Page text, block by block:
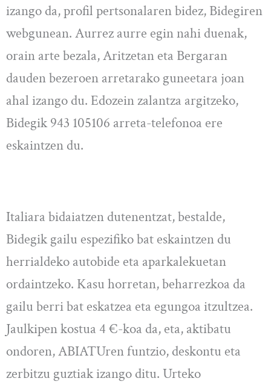
izango da, profil pertsonalaren bidez, Bidegiren
webgunean. Aurrez aurre egin nahi duenak,
orain arte bezala, Aritzetan eta Bergaran
dauden bezeroen arretarako guneetara joan
ahal izango du. Edozein zalantza argitzeko,
Bidegik 943 105106 arreta-telefonoa ere
eskaintzen du.
Italiara bidaiatzen dutenentzat, bestalde,
Bidegik gailu espezifiko bat eskaintzen du
herrialdeko autobide eta aparkalekuetan
ordaintzeko. Kasu horretan, beharrezkoa da
gailu berri bat eskatzea eta egungoa itzultzea.
Jaulkipen kostua 4 €-koa da, eta, aktibatu
ondoren, ABIATUren funtzio, deskontu eta
zerbitzu guztiak izango ditu. Urteko